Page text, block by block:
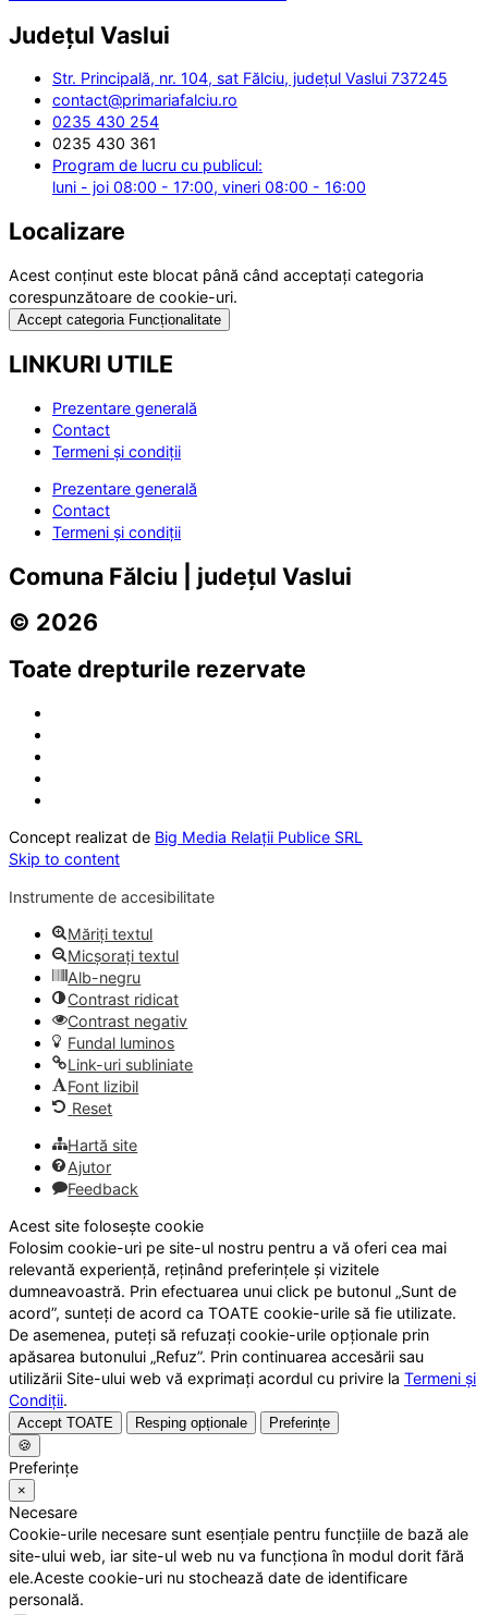
Județul Vaslui
Str. Principală, nr. 104, sat Fălciu, județul Vaslui 737245
contact@primariafalciu.ro
0235 430 254
0235 430 361
Program de lucru cu publicul:
luni - joi 08:00 - 17:00, vineri 08:00 - 16:00
Localizare
Acest conținut este blocat până când acceptați categoria
corespunzătoare de cookie-uri.
Accept categoria Funcționalitate
LINKURI UTILE
Prezentare generală
Contact
Termeni și condiții
Prezentare generală
Contact
Termeni și condiții
Comuna Fălciu | județul Vaslui
© 2026
Toate drepturile rezervate
Concept realizat de Big Media Relații Publice SRL
Skip to content
Instrumente de accesibilitate
Măriți textul
Micșorați textul
Alb-negru
Contrast ridicat
Contrast negativ
Fundal luminos
Link-uri subliniate
Font lizibil
Reset
Hartă site
Ajutor
Feedback
Acest site folosește cookie
Folosim cookie-uri pe site-ul nostru pentru a vă oferi cea mai
relevantă experiență, reținând preferințele și vizitele
dumneavoastră. Prin efectuarea unui click pe butonul „Sunt de
acord”, sunteți de acord ca TOATE cookie-urile să fie utilizate.
De asemenea, puteți să refuzați cookie-urile opționale prin
apăsarea butonului „Refuz”. Prin continuarea accesării sau
utilizării Site-ului web vă exprimați acordul cu privire la Termeni și
Condiții.
Accept TOATE Resping opționale
Preferințe
🍪
Preferințe
×
Necesare
Cookie-urile necesare sunt esențiale pentru funcțiile de bază ale
site-ului web, iar site-ul web nu va funcționa în modul dorit fără
ele.Aceste cookie-uri nu stochează date de identificare
personală.